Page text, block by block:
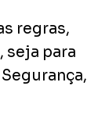
regras,
seja para